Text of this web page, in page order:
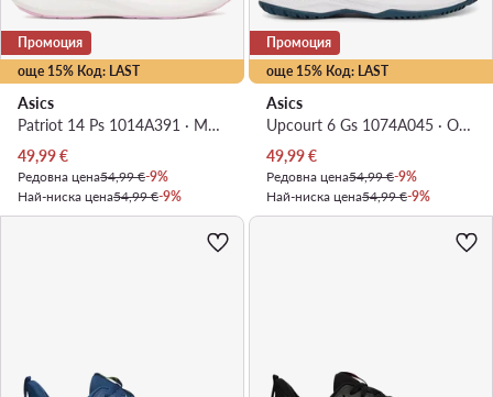
още 15% Код: LAST
Промоция
Asics
Patriot 14 Ps 1014A391 · Маратонки за бягане
Актуална цена
49,99€
Редовна цена54,99 €-9%
Най-ниска цена54,99 €-9%
още 15% Код: LAST
Промоция
Asics
Upcourt 6 Gs 1074A045 · Обувки за зала
Актуална цена
49,99€
Редовна цена54,99 €-9%
Най-ниска цена54,99 €-9%